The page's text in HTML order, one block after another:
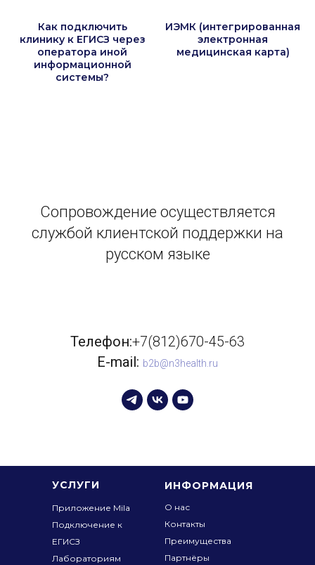
Как подключить
клинику к ЕГИСЗ через
оператора иной
информационной
системы?
ИЭМК (интегрированная
электронная
медицинская карта)
Сопровождение осуществляется
службой клиентской поддержки на
русском языке
Телефон:+7(812)670-45-63
E-mail: b2b@n3health.ru
ИНФОРМАЦИЯ
О нас
Контакты
Преимущества
Партнёры
УСЛУГИ
Приложение Mila
Подключение к
ЕГИСЗ
Лабораториям